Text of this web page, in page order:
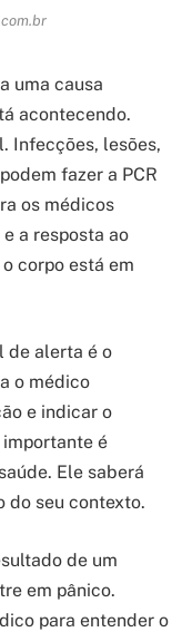
uma causa
acontecendo.
Infecções, lesões,
fazer a PCR
os médicos
a resposta ao
corpo está em
de alerta é o
o médico
e indicar o
importante é
Ele saberá
do seu contexto.
de um
em pânico.
para entender o